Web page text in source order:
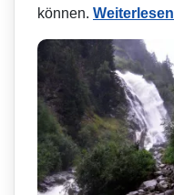
können. Weiterlesen